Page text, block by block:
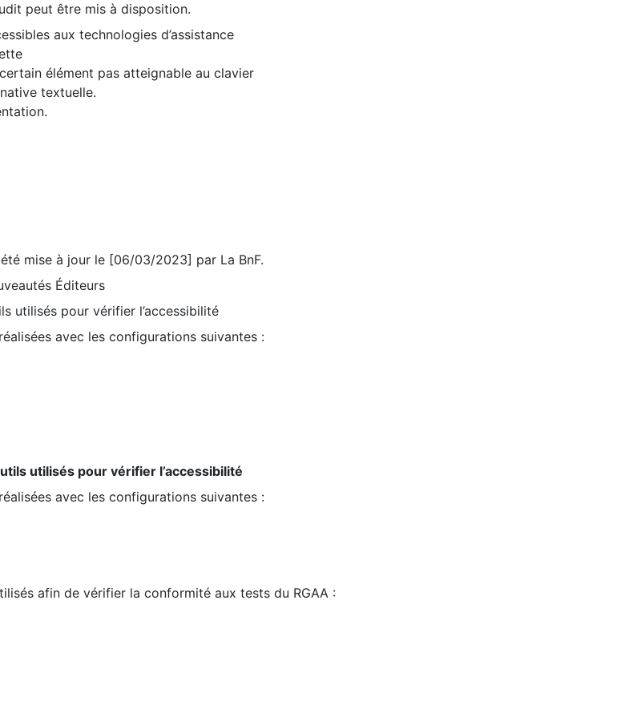
peut être mis à disposition.
aux technologies d’assistance
élément pas atteignable au clavier
textuelle.
mise à jour le [06/03/2023] par La BnF.
Éditeurs
utilisés pour vérifier l’accessibilité
avec les configurations suivantes :
utilisés pour vérifier l’accessibilité
avec les configurations suivantes :
afin de vérifier la conformité aux tests du RGAA :